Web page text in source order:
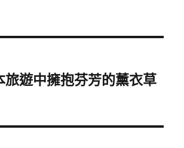
旅遊中擁抱芬芳的薰衣草